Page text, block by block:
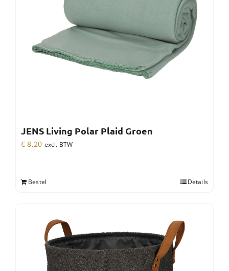
JENS Living Polar Plaid Groen
€ 8,20 excl. BTW
Bestel Details